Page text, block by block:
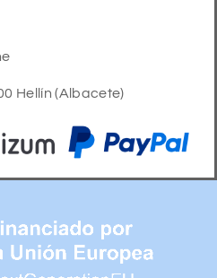
Hellín (Albacete)